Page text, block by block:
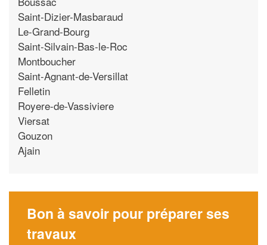
Saint-Dizier-Masbaraud
Le-Grand-Bourg
Saint-Silvain-Bas-le-Roc
Montboucher
Saint-Agnant-de-Versillat
Felletin
Royere-de-Vassiviere
Viersat
Gouzon
Ajain
Bon à savoir pour préparer ses
travaux